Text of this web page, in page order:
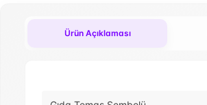
Ürün Açıklaması